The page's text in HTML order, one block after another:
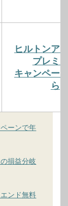
ヒルトンア
プレミ
キャンペー
ら
ーンで年
損益分岐
ンド無料